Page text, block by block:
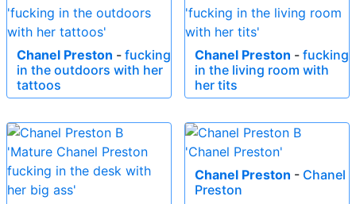
Chanel Preston - fucking
in the outdoors with her
tattoos
Chanel Preston - fucking
in the living room with
her tits
Chanel Preston - Chanel
Preston